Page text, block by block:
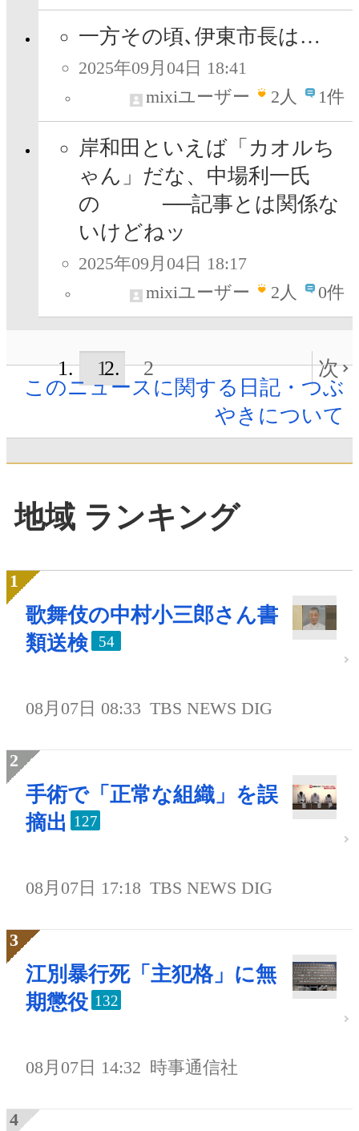
一方その頃､伊東市長は…
2025年09月04日 18:41
mixiユーザー
2人 1件
岸和田といえば「カオルち
ゃん」だな、中場利一氏
の ──記事とは関係な
いけどねッ
2025年09月04日 18:17
mixiユーザー
2人 0件
1 2
次
このニュースに関する日記・つぶ
やきについて
地域 ランキング
歌舞伎の中村小三郎さん書
類送検
54
08月07日 08:33 TBS NEWS DIG
手術で「正常な組織」を誤
摘出 127
08月07日 17:18 TBS NEWS DIG
江別暴行死「主犯格」に無
期懲役 132
08月07日 14:32 時事通信社